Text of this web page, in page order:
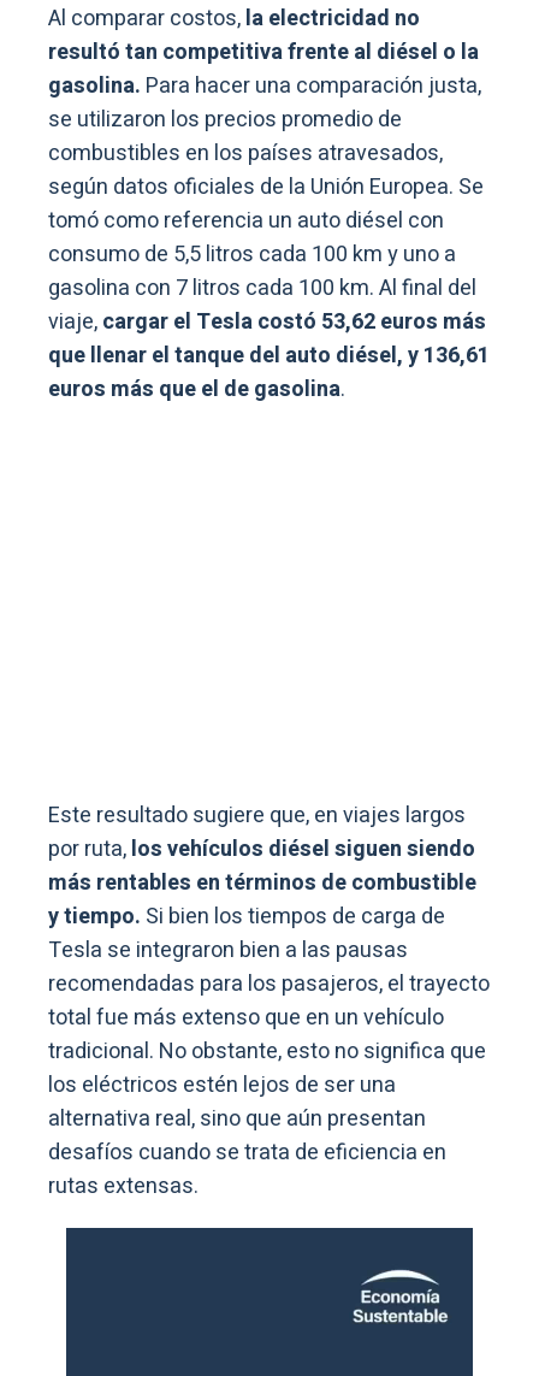
Al comparar costos,la electricidad no
resultó tan competitiva frente al diésel o la
gasolina. Para hacer una comparación justa,
se utilizaron los precios promedio de
combustibles en los países atravesados,
según datos oficiales de la Unión Europea. Se
tomó como referencia un auto diésel con
consumo de 5,5 litros cada 100 km y uno a
gasolina con 7 litros cada 100 km. Al final del
viaje,cargar el Tesla costó 53,62 euros más
que llenar el tanque del auto diésel, y 136,61
euros más que el de gasolina.
Este resultado sugiere que, en viajes largos
por ruta,los vehículos diésel siguen siendo
más rentables en términos de combustible
y tiempo. Si bien los tiempos de carga de
Tesla se integraron bien a las pausas
recomendadas para los pasajeros, el trayecto
total fue más extenso que en un vehículo
tradicional. No obstante, esto no significa que
los eléctricos estén lejos de ser una
alternativa real, sino que aún presentan
desafíos cuando se trata de eficiencia en
rutas extensas.